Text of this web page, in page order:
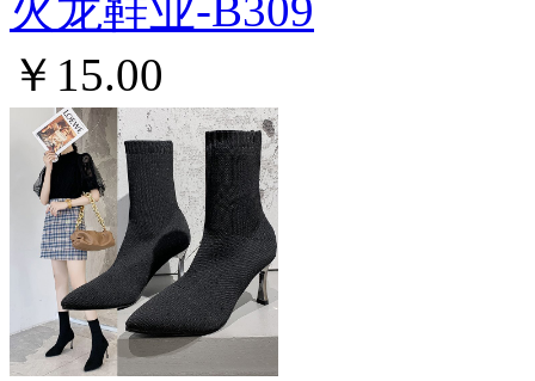
火龙鞋业-B309
￥15.00